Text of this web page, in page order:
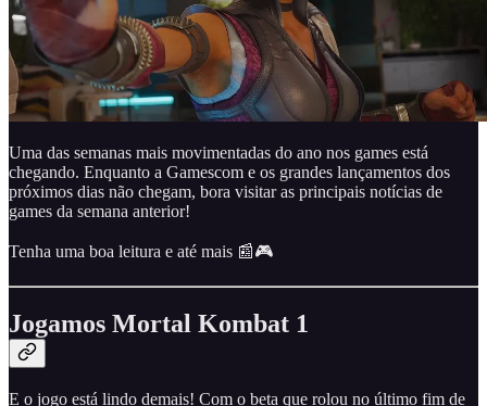
Uma das semanas mais movimentadas do ano nos games está
chegando. Enquanto a Gamescom e os grandes lançamentos dos
próximos dias não chegam, bora visitar as principais notícias de
games da semana anterior!
Tenha uma boa leitura e até mais 📰🎮
Jogamos Mortal Kombat 1
E o jogo está lindo demais! Com o beta que rolou no último fim de